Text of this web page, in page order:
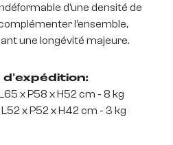
d’une densité de
l’ensemble,
une longévité majeure.
d'expédition:
x P58 x H52 cm - 8 kg
x P52 x H42 cm - 3 kg